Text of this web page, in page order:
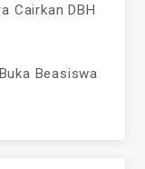
Cairkan DBH
Beasiswa